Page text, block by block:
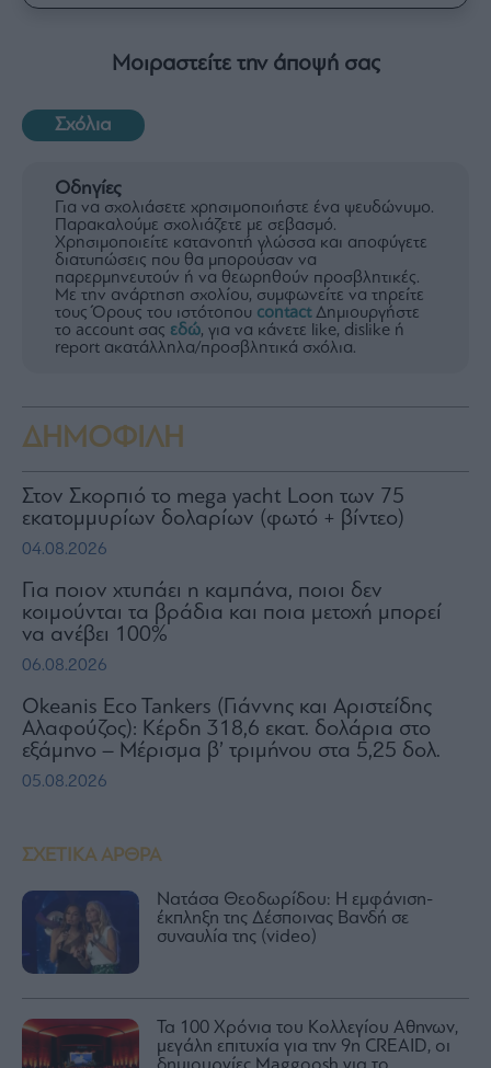
ΣΧΕΤΙΚΑ ΑΡΘΡΑ
Νατάσα Θεοδωρίδου: Η εμφάνιση-
έκπληξη της Δέσποινας Βανδή σε
συναυλία της (video)
Τα 100 Χρόνια του Κολλεγίου Αθηνων,
μεγάλη επιτυχία για την 9η CREAID, οι
Μοιραστείτε την άποψή σας
Σχόλια
Οδηγίες
Για να σχολιάσετε χρησιμοποιήστε ένα ψευδώνυμο.
Παρακαλούμε σχολιάζετε με σεβασμό.
Χρησιμοποιείτε κατανοητή γλώσσα και αποφύγετε
διατυπώσεις που θα μπορούσαν να
παρερμηνευτούν ή να θεωρηθούν προσβλητικές.
Με την ανάρτηση σχολίου, συμφωνείτε να τηρείτε
τους Όρους του ιστότοπου contactΔημιουργήστε
το account σας εδώ, για να κάνετε like, dislike ή
report ακατάλληλα/προσβλητικά σχόλια.
ΔΗΜΟΦΙΛΗ
Στον Σκορπιό το mega yacht Loon των 75
εκατομμυρίων δολαρίων (φωτό + βίντεο)
04.08.2026
Για ποιον χτυπάει η καμπάνα, ποιοι δεν
κοιμούνται τα βράδια και ποια μετοχή μπορεί
να ανέβει 100%
06.08.2026
Okeanis Eco Tankers (Γιάννης και Αριστείδης
Αλαφούζος): Κέρδη 318,6 εκατ. δολάρια στο
εξάμηνο – Μέρισμα β’ τριμήνου στα 5,25 δολ.
05.08.2026